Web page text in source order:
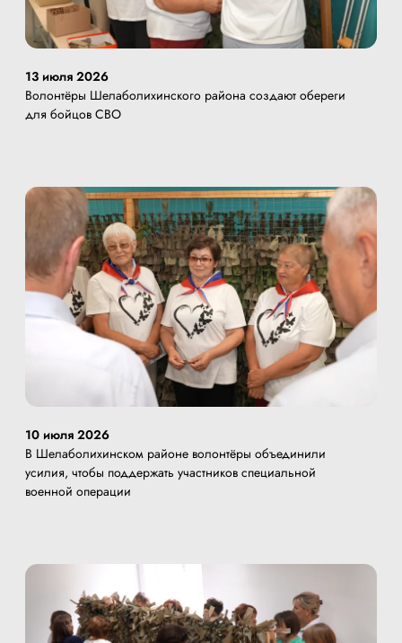
13 июля 2026
Волонтёры Шелаболихинского района создают обереги
для бойцов СВО
10 июля 2026
В Шелаболихинском районе волонтёры объединили
усилия, чтобы поддержать участников специальной
военной операции